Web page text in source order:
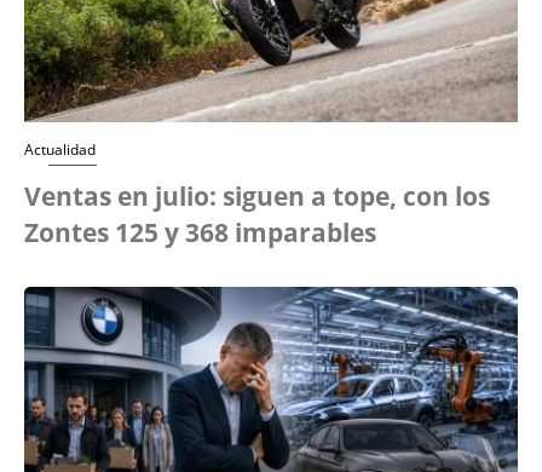
Actualidad
Ventas en julio: siguen a tope, con los
Zontes 125 y 368 imparables